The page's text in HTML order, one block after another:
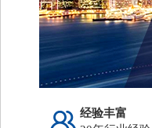
经验丰富